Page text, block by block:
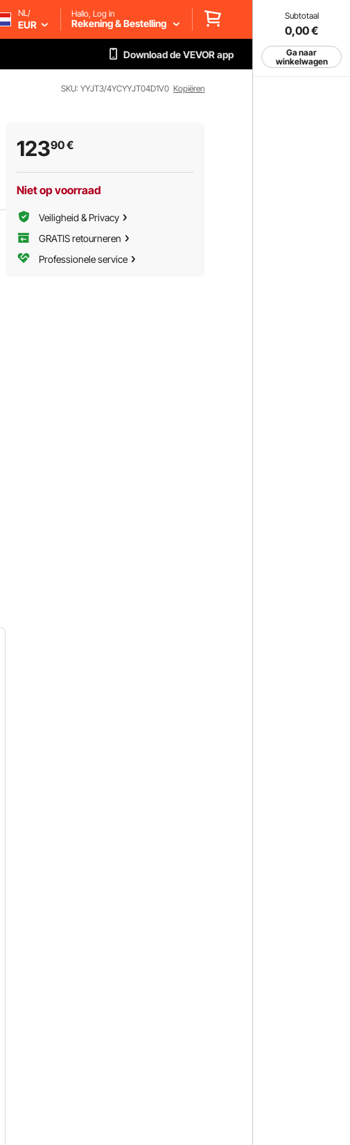
Subtotaal
0,00€
Ga naar
winkelwagen
NL/
EUR
Hallo, Log in
Rekening & Bestelling
Download de VEVOR app
SKU: YYJT3/4YCYYJT04D1V0 Kopiëren
12390€
Niet op voorraad
Veiligheid & Privacy
GRATIS retourneren
Professionele service